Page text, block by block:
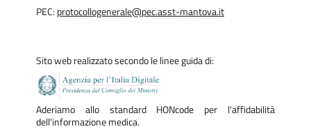
PEC: protocollogenerale@pec.asst-mantova.it
Sito web realizzato secondo le linee guida di:
Aderiamo allo standard HONcode per l'affidabilità
dell'informazione medica.